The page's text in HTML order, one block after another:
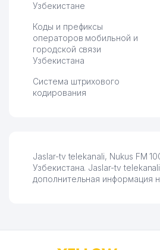
Узбекистане
Коды и префиксы
операторов мобильной и
городской связи
Узбекистана
Система штрихового
кодирования
Jaslar-tv telekanali, Nukus FM
Узбекистана. Jaslar-tv
дополнительная информация